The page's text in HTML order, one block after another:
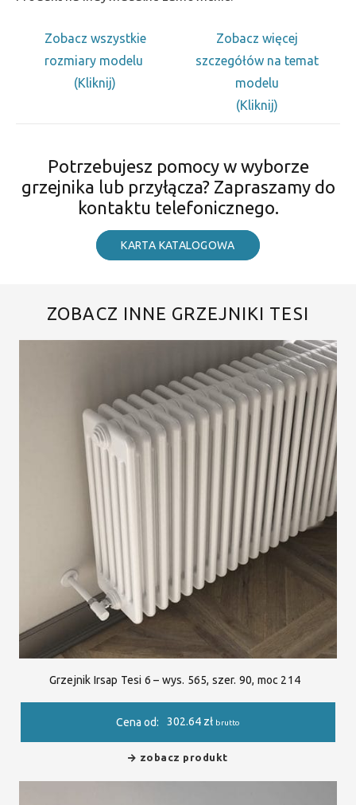
Zobacz wszystkie
rozmiary modelu
(Kliknij)
Zobacz więcej
szczegółów na temat
modelu
(Kliknij)
Potrzebujesz pomocy w wyborze
grzejnika lub przyłącza? Zapraszamy do
kontaktu telefonicznego.
KARTA KATALOGOWA
ZOBACZ INNE GRZEJNIKI TESI
Grzejnik Irsap Tesi 6 – wys. 565, szer. 90, moc 214
Cena od: 302.64 zł brutto
zobacz produkt